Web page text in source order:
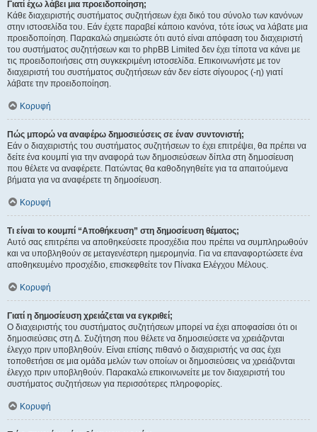
Γιατί έχω λάβει μια προειδοποίηση;
Κάθε διαχειριστής συστήματος συζητήσεων έχει δικό του σύνολο των κανόνων
στην ιστοσελίδα του. Εάν έχετε παραβεί κάποιο κανόνα, τότε ίσως να λάβατε μια
προειδοποίηση. Παρακαλώ σημειώστε ότι αυτό είναι απόφαση του διαχειριστή
του συστήματος συζητήσεων και το phpBB Limited δεν έχει τίποτα να κάνει με
τις προειδοποιήσεις στη συγκεκριμένη ιστοσελίδα. Επικοινωνήστε με τον
διαχειριστή του συστήματος συζητήσεων εάν δεν είστε σίγουρος (-η) γιατί
λάβατε την προειδοποίηση.
Κορυφή
Πώς μπορώ να αναφέρω δημοσιεύσεις σε έναν συντονιστή;
Εάν ο διαχειριστής του συστήματος συζητήσεων το έχει επιτρέψει, θα πρέπει να
δείτε ένα κουμπί για την αναφορά των δημοσιεύσεων δίπλα στη δημοσίευση
που θέλετε να αναφέρετε. Πατώντας θα καθοδηγηθείτε για τα απαιτούμενα
βήματα για να αναφέρετε τη δημοσίευση.
Κορυφή
Τι είναι το κουμπί “Αποθήκευση” στη δημοσίευση θέματος;
Αυτό σας επιτρέπει να αποθηκεύσετε προσχέδια που πρέπει να συμπληρωθούν
και να υποβληθούν σε μεταγενέστερη ημερομηνία. Για να επαναφορτώσετε ένα
αποθηκευμένο προσχέδιο, επισκεφθείτε τον Πίνακα Ελέγχου Μέλους.
Κορυφή
Γιατί η δημοσίευση χρειάζεται να εγκριθεί;
Ο διαχειριστής του συστήματος συζητήσεων μπορεί να έχει αποφασίσει ότι οι
δημοσιεύσεις στη Δ. Συζήτηση που θέλετε να δημοσιεύσετε να χρειάζονται
έλεγχο πριν υποβληθούν. Είναι επίσης πιθανό ο διαχειριστής να σας έχει
τοποθετήσει σε μια ομάδα μελών των οποίων οι δημοσιεύσεις να χρειάζονται
έλεγχο πριν υποβληθούν. Παρακαλώ επικοινωνείτε με τον διαχειριστή του
συστήματος συζητήσεων για περισσότερες πληροφορίες.
Κορυφή